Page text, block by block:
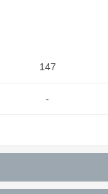
147
-